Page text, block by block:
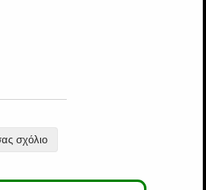
σχόλιο